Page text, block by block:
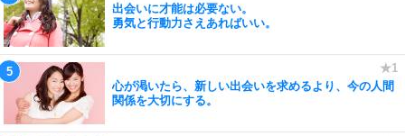
出会いに才能は必要ない。
勇気と行動力さえあればいい。
心が渇いたら、新しい出会いを求めるより、今の人間
関係を大切にする。